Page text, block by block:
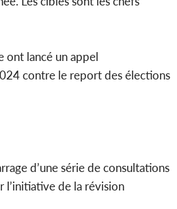
ont lancé un appel
contre le report des élections
d’une série de consultations
l’initiative de la révision